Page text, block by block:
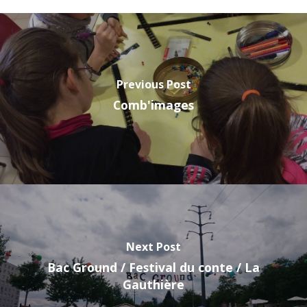
Previous Post
Comb'images
Next Post
Bac Ground / Festival du conte / La
Gauthière